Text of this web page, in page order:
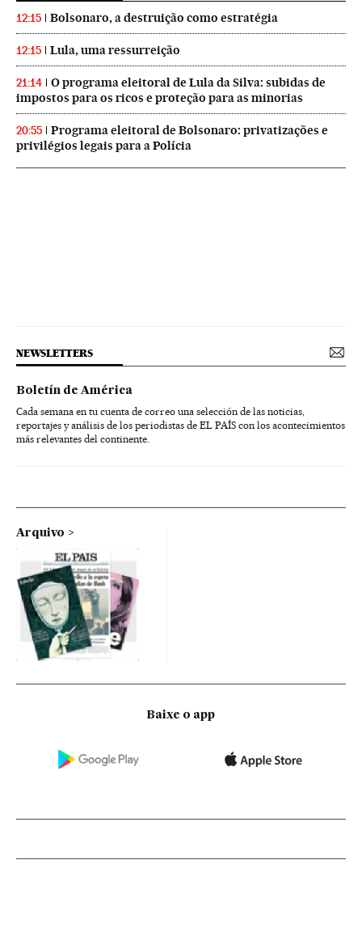
12:15 Bolsonaro, a destruição como estratégia
12:15 Lula, uma ressurreição
21:14
O programa eleitoral de Lula da Silva: subidas de
impostos para os ricos e proteção para as minorias
20:55
Programa eleitoral de Bolsonaro: privatizações e
privilégios legais para a Polícia
NEWSLETTERS
Boletín de América
Cada semana en tu cuenta de correo una selección de las noticias,
reportajes y análisis de los periodistas de EL PAÍS con los acontecimientos
más relevantes del continente.
Arquivo
Baixe o app